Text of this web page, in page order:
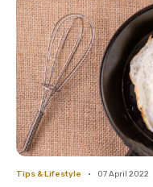
Tips & Lifestyle • 07 April 2022